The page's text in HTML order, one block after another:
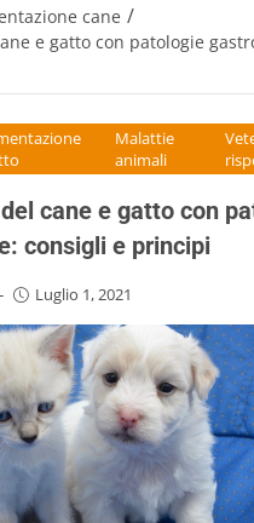
cane /
e gatto con patologie
Malattie
animali
cane e gatto con
consigli e principi
- Luglio 1, 2021